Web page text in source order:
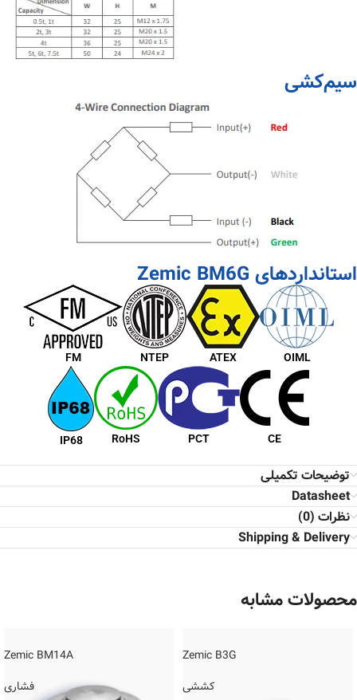
سیم‌کشی
استانداردهای Zemic BM6G
OIML
ATEX
NTEP
FM
CE
PCT
RoHS
IP68
توضیحات تکمیلی
Datasheet
نظرات (0)
Shipping & Delivery
محصولات مشابه
Zemic B3G
کششی
Zemic BM14A
فشاری